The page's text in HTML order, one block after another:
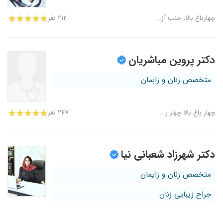
چهارباغ بالا، جنب آز... ۲۱۲ نفر
دکتر پروین مباشریان
متخصص زنان و زابمان
چهار باغ بالا چهار ر... ۲۴۷ نفر
دکتر شهرزاد شعبانی نیا
متخصص زنان و زایمان
جراح زیبایی زنان